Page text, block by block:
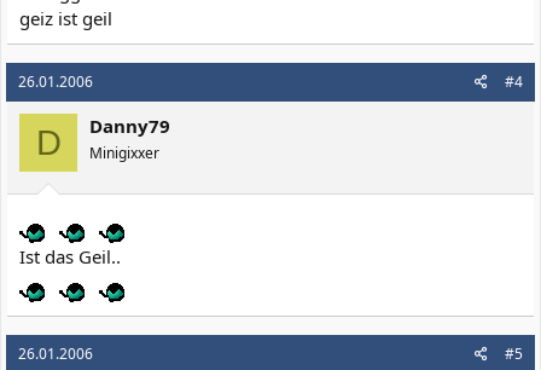
geiz ist geil
26.01.2006 #4
D Danny79
Minigixxer
Ist das Geil..
26.01.2006 #5